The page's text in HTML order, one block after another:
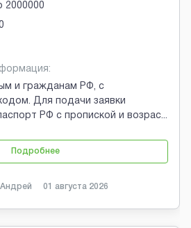
2000000
и гражданам РФ, с
Для подачи заявки
РФ с пропиской и возрас...
Подробнее
Андрей 01 августа 2026